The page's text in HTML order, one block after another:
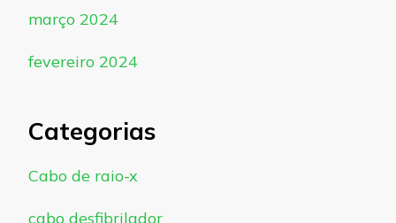
março 2024
fevereiro 2024
Categorias
Cabo de raio-x
cabo desfibrilador